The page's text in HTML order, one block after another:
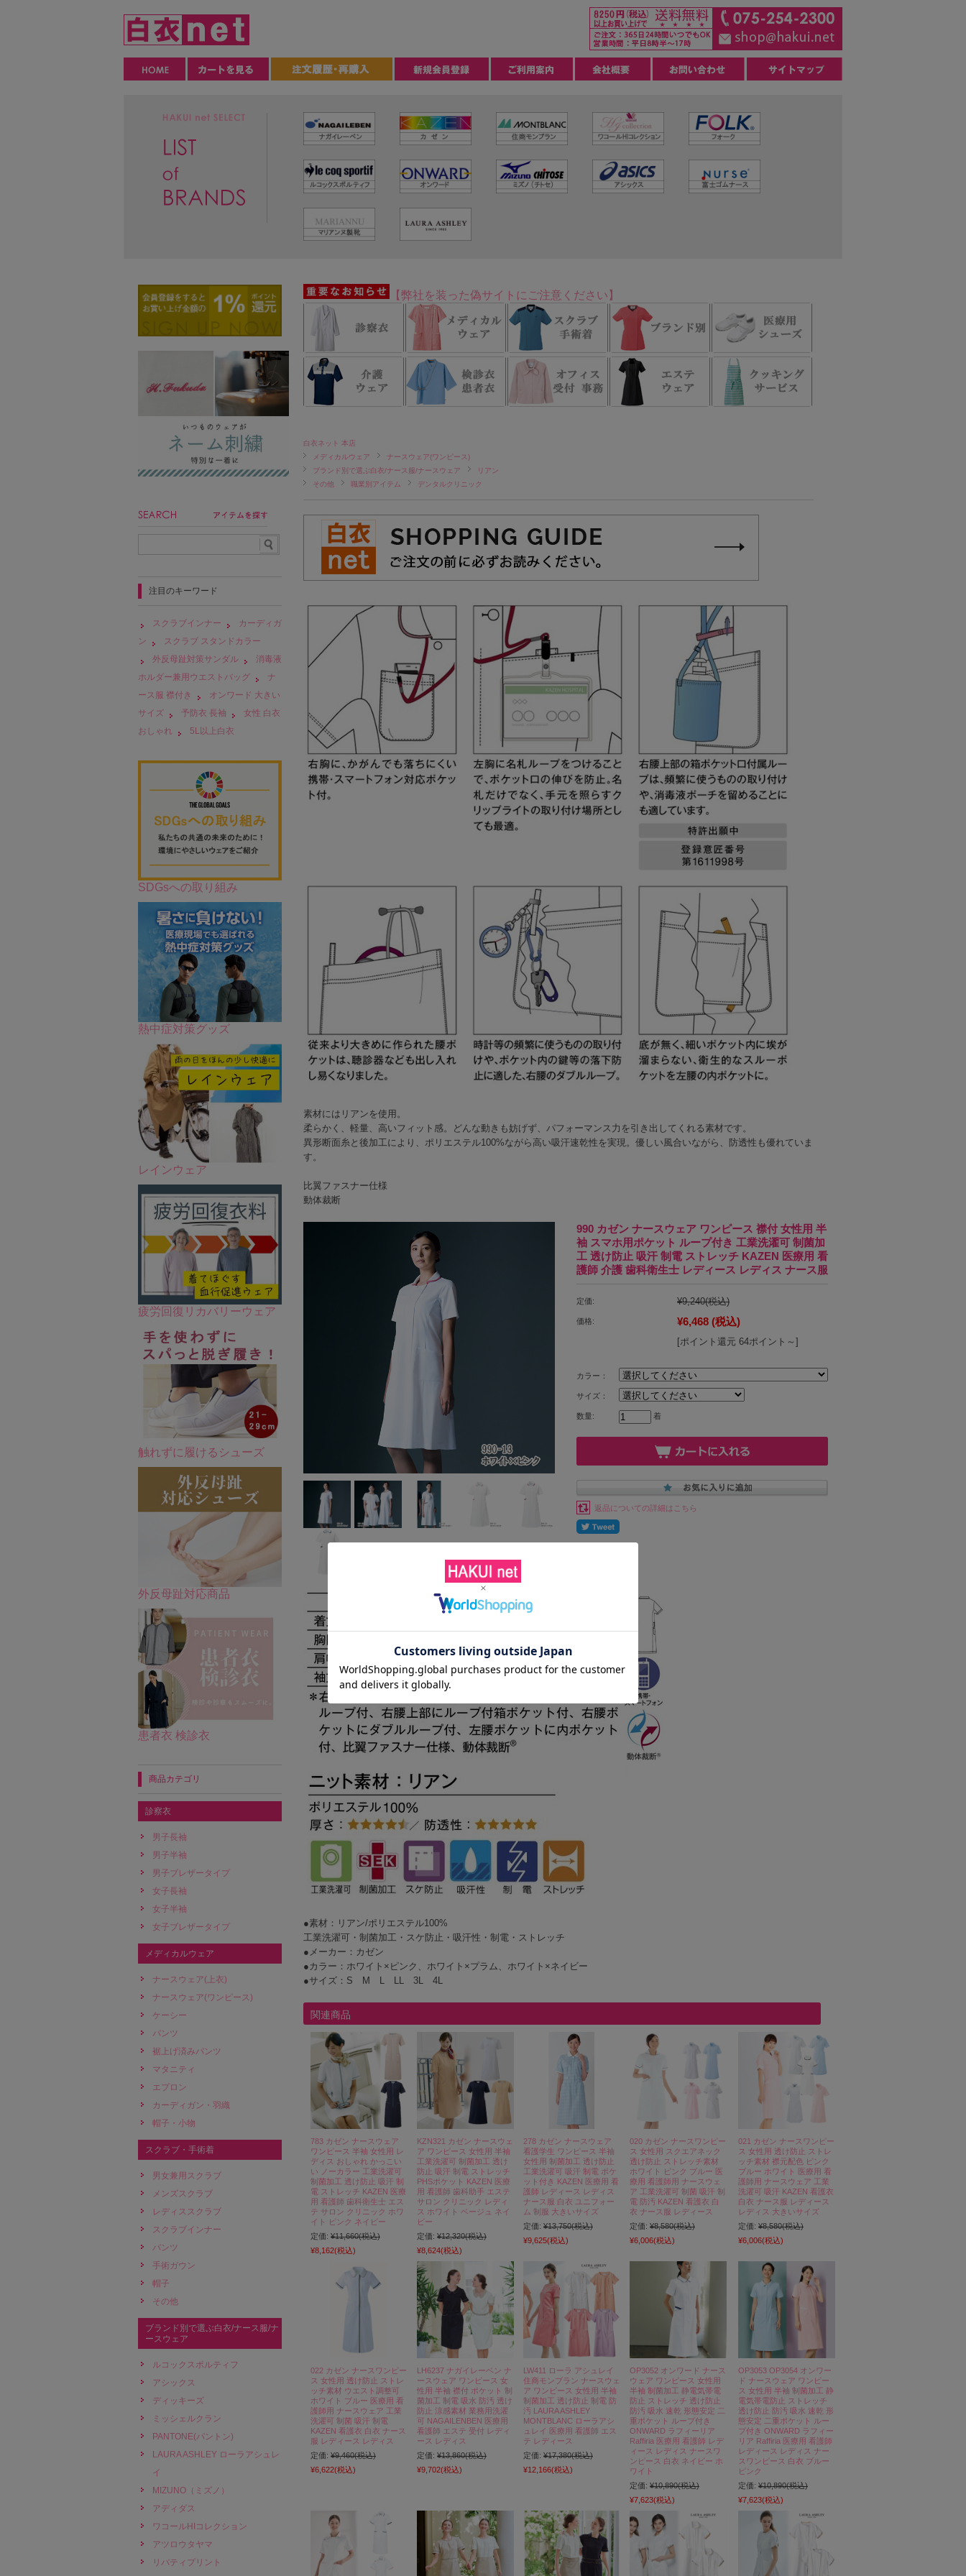
【弊社を装った偽サイトにご注意ください】
白衣ネット 本店
メディカルウェア
ナースウェア(ワンピース)
ブランド別で選ぶ白衣/ナース服/ナースウェア
リアン
その他
職業別アイテム デンタルクリニック
素材にはリアンを使用。
柔らかく、軽量、高いフィット感。どんな動きも妨げず、パフォーマンス力を引き出してくれる素材です。
異形断面糸と後加工により、ポリエステル100%ながら高い吸汗速乾性を実現。優しい風合いながら、防透性も優れていま
す。
比翼ファスナー仕様
動体裁断
990 カゼン ナースウェア ワンピース 襟付 女性用 半
袖 スマホ用ポケット ループ付き 工業洗濯可 制菌加
工 透け防止 吸汗 制電 ストレッチ KAZEN 医療用 看
護師 介護 歯科衛生士 レディース レディス ナース服
定価: ¥9,240(税込)
価格: ¥6,468 (税込)
[ポイント還元 64ポイント～]
カラー：
サイズ：
数量: 着
返品についての詳細はこちら
●素材：リアン/ポリエステル100%
工業洗濯可・制菌加工・スケ防止・吸汗性・制電・ストレッチ
●メーカー：カゼン
●カラー：ホワイト×ピンク、ホワイト×プラム、ホワイト×ネイビー
●サイズ：S M L LL 3L 4L
関連商品
783 カゼン ナースウェア
ワンピース 半袖 女性用 レ
ディス おしゃれ かっこい
い ノーカラー 工業洗濯可
制菌加工 透け防止 吸汗 制
電 ストレッチ KAZEN 医療
用 看護師 歯科衛生士 エス
テ サロン クリニック ホワ
イト ピンク ネイビー
定価: ¥11,660(税込)
¥8,162(税込)
KZN321 カゼン ナースウェ
ア ワンピース 女性用 半袖
工業洗濯可 制菌加工 透け
防止 吸汗 制電 ストレッチ
PHSポケット KAZEN 医療
用 看護師 歯科助手 エステ
サロン クリニック レディ
ス ホワイト ベージュ ネイ
ビー
定価: ¥12,320(税込)
¥8,624(税込)
278 カゼン ナースウェア
看護学生 ワンピース 半袖
女性用 制菌加工 透け防止
工業洗濯可 吸汗 制電 ポケ
ット付き KAZEN 医療用 看
護師 レディース レディス
ナース服 白衣 ユニフォー
ム 制服 大きいサイズ
定価: ¥13,750(税込)
¥9,625(税込)
020 カゼン ナースワンピー
ス 女性用 スクエアネック
透け防止 ストレッチ素材
ホワイト ピンク ブルー 医
療用 看護師用 ナースウェ
ア 工業洗濯可 制菌 吸汗 制
電 防汚 KAZEN 看護衣 白
衣 ナース服 レディース
定価: ¥8,580(税込)
¥6,006(税込)
021 カゼン ナースワンピー
ス 女性用 透け防止 ストレ
ッチ素材 襟元配色 ピンク
ブルー ホワイト 医療用 看
護師用 ナースウェア 工業
洗濯可 吸汗 KAZEN 看護衣
白衣 ナース服 レディース
レディス 大きいサイズ
定価: ¥8,580(税込)
¥6,006(税込)
022 カゼン ナースワンピー
ス 女性用 透け防止 ストレ
ッチ素材 ウエスト調整可
ホワイト ブルー 医療用 看
護師用 ナースウェア 工業
洗濯可 制菌 吸汗 制電
KAZEN 看護衣 白衣 ナース
服 レディース レディス
定価: ¥9,460(税込)
¥6,622(税込)
LH6237 ナガイレーベン ナ
ースウェア ワンピース 女
性用 半袖 襟付 ポケット 制
菌加工 制電 吸水 防汚 透け
防止 涼感素材 業務用洗濯
可 NAGAILENBEN 医療用
看護師 エステ 受付 レディ
ース レディス
定価: ¥13,860(税込)
¥9,702(税込)
LW411 ローラ アシュレイ
住商モンブラン ナースウェ
ア ワンピース 女性用 半袖
制菌加工 透け防止 制電 防
汚 LAURA ASHLEY
MONTBLANC ローラアシ
ュレイ 医療用 看護師 エス
テ レディース
定価: ¥17,380(税込)
¥12,166(税込)
OP3052 オンワード ナース
ウェア ワンピース 女性用
半袖 制菌加工 静電気帯電
防止 ストレッチ 透け防止
防汚 吸水 速乾 形態安定 二
重ポケット ループ付き
ONWARD ラフィーリア
Raffiria 医療用 看護師 レデ
ィース レディス ナースワ
ンピース 白衣 ネイビー ホ
ワイト
定価: ¥10,890(税込)
¥7,623(税込)
OP3053 OP3054 オンワー
ド ナースウェア ワンピー
ス 女性用 半袖 制菌加工 静
電気帯電防止 ストレッチ
透け防止 防汚 吸水 速乾 形
態安定 二重ポケット ルー
プ付き ONWARD ラフィー
リア Raffiria 医療用 看護師
レディース レディス ナー
スワンピース 白衣 ブルー
ピンク
定価: ¥10,890(税込)
¥7,623(税込)
注目のキーワード
スクラブインナー
カーディガ
ン
スクラブ スタンドカラー
外反母趾対策サンダル
消毒液
ホルダー兼用ウエストバッグ
ナ
ース服 襟付き
オンワード 大きい
サイズ
予防衣 長袖
女性 白衣
おしゃれ
5L以上白衣
SDGsへの取り組み
熱中症対策グッズ
レインウェア
疲労回復リカバリーウェア
触れずに履けるシューズ
外反母趾対応商品
患者衣 検診衣
商品カテゴリ
診察衣
男子長袖
男子半袖
男子ブレザータイプ
女子長袖
女子半袖
女子ブレザータイプ
メディカルウェア
ナースウェア(上衣)
ナースウェア(ワンピース)
ケーシー
パンツ
裾上げ済みパンツ
マタニティ
エプロン
カーディガン・羽織
帽子・小物
スクラブ・手術着
男女兼用スクラブ
メンズスクラブ
レディススクラブ
スクラブインナー
パンツ
手術ガウン
帽子
その他
ブランド別で選ぶ白衣/ナース服/ナ
ースウェア
ルコックスポルティフ
アシックス
ディッキーズ
ミッシェルクラン
PANTONE(パントン)
LAURA ASHLEY ローラアシュレ
イ
MIZUNO（ミズノ）
アディダス
ワコールHIコレクション
アツロウタヤマ
リバティプリント